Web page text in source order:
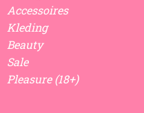
Accessoires
Kleding
Beauty
Sale
Pleasure (18+)